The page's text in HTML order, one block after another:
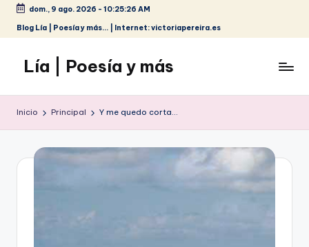
Saltar
contenido
dom., 9 ago. 2026 - 10:25:26 AM
Blog Lía | Poesía y más... | Internet: victoriapereira.es
Lía | Poesía y más
Inicio Principal Y me quedo corta…